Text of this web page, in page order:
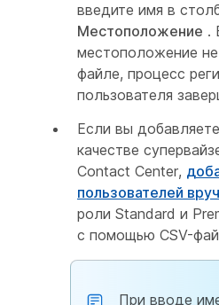
введите имя в
Местоположение .
местоположение не
файле, процесс
пользователя
Если вы
качестве
Contact Center,
пользователей
роли Standard и
с помощью CSV-
При вводе